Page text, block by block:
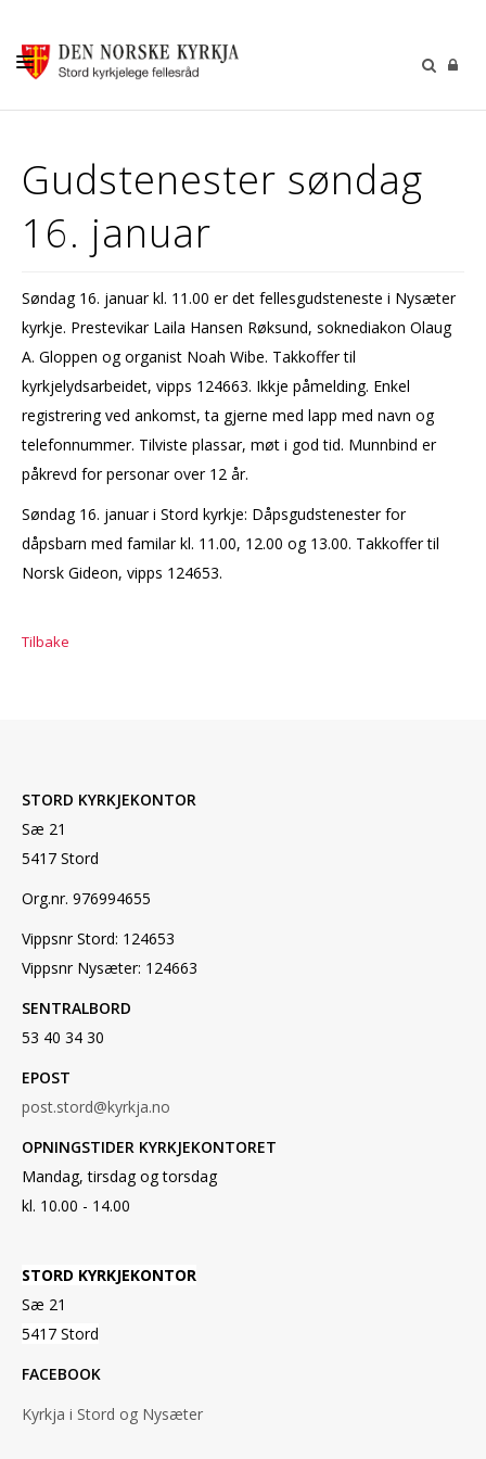
GUDSTENESTER
DÅP VIGSEL GRAVFERD
BARN OG UNGDOM
SOKNERÅDA
INFORMASJON
KONTAKT OSS
GI EI GÅVE
Gudstenester søndag
16. januar
Søndag 16. januar kl. 11.00 er det fellesgudsteneste i Nysæter
kyrkje. Prestevikar Laila Hansen Røksund, soknediakon Olaug
A. Gloppen og organist Noah Wibe. Takkoffer til
kyrkjelydsarbeidet, vipps 124663. Ikkje påmelding. Enkel
registrering ved ankomst, ta gjerne med lapp med navn og
telefonnummer. Tilviste plassar, møt i god tid. Munnbind er
påkrevd for personar over 12 år.
Søndag 16. januar i Stord kyrkje: Dåpsgudstenester for
dåpsbarn med familar kl. 11.00, 12.00 og 13.00. Takkoffer til
Norsk Gideon, vipps 124653.
Tilbake
STORD KYRKJEKONTOR
Sæ 21
5417 Stord
Org.nr. 976994655
Vippsnr Stord: 124653
Vippsnr Nysæter: 124663
SENTRALBORD
53 40 34 30
EPOST
post.stord@kyrkja.no
OPNINGSTIDER KYRKJEKONTORET
Mandag, tirsdag og torsdag
kl. 10.00 - 14.00
STORD KYRKJEKONTOR
Sæ 21
5417 Stord
FACEBOOK
Kyrkja i Stord og Nysæter